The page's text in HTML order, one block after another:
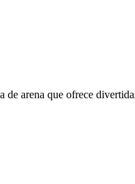
arena que ofrece